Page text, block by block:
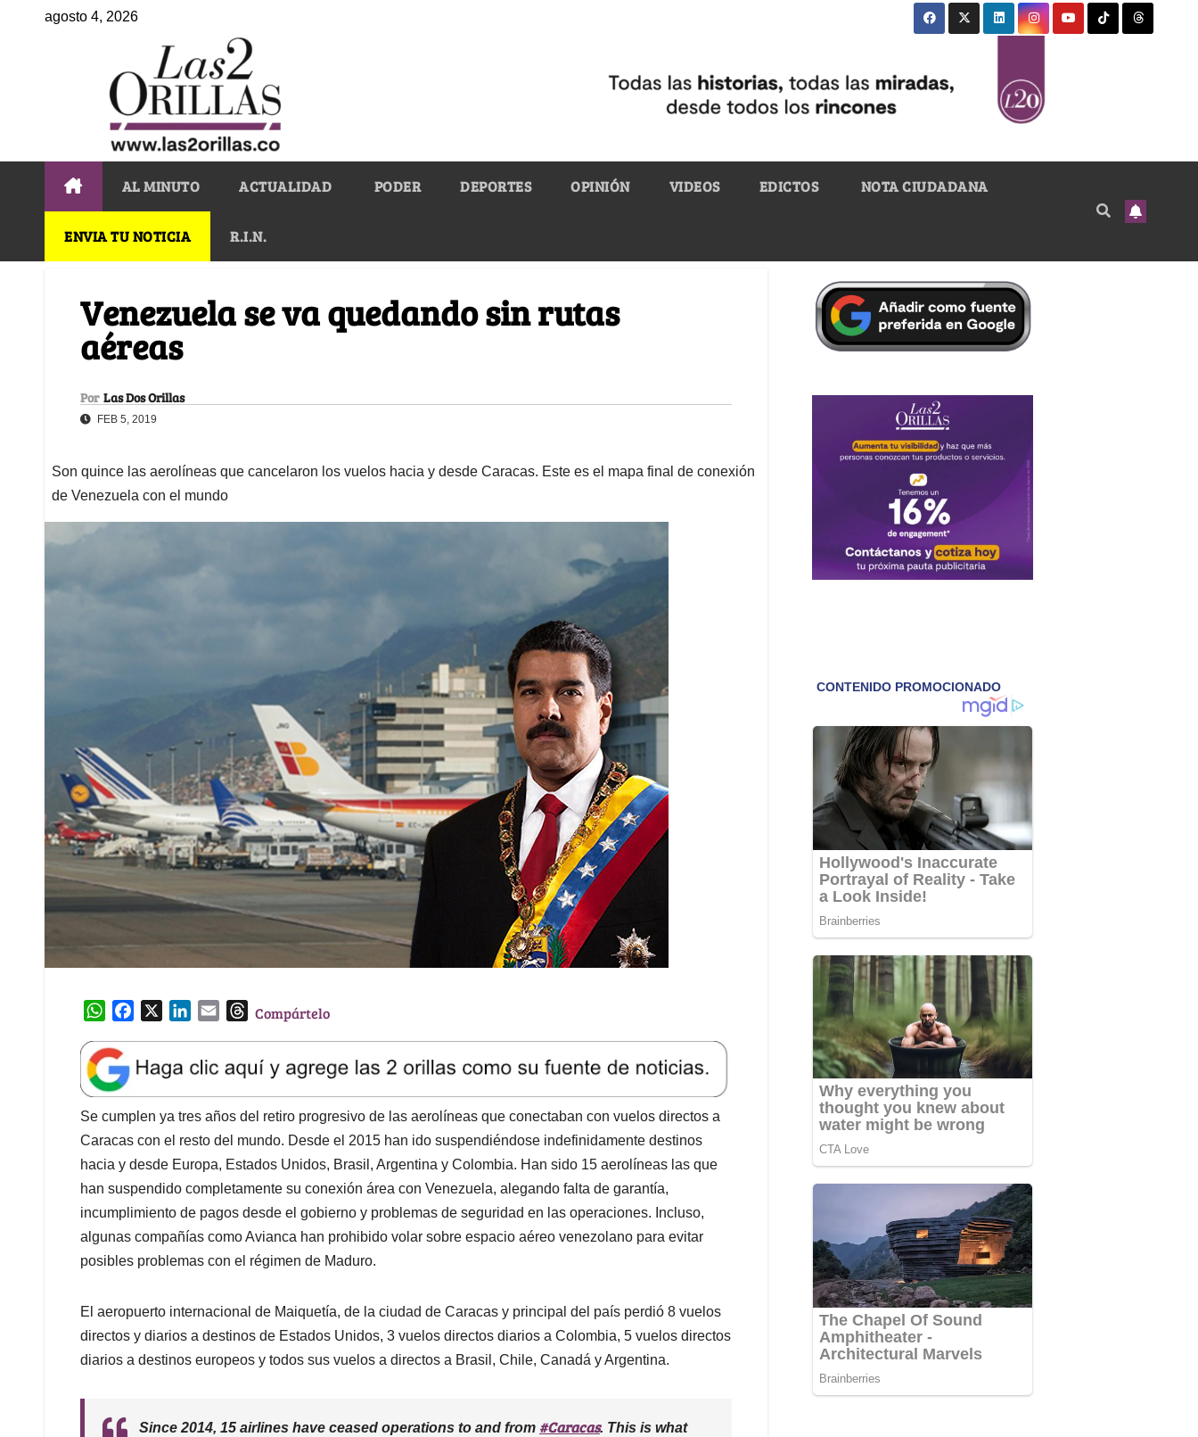
agosto 4, 2026
AL MINUTO ACTUALIDAD PODER DEPORTES OPINIÓN VIDEOS EDICTOS NOTA CIUDADANA
ENVIA TU NOTICIA R.I.N.
Venezuela se va quedando sin rutas
aéreas
Por Las Dos Orillas
FEB 5, 2019
Son quince las aerolíneas que cancelaron los vuelos hacia y desde Caracas. Este es el mapa final de conexión
de Venezuela con el mundo
W
a
t
s
A
p
p
e
b
o
o
k
k
e
d
I
n
l
T
e
a
d
s
Compártelo
Se cumplen ya tres años del retiro progresivo de las aerolíneas que conectaban con vuelos directos a
Caracas con el resto del mundo. Desde el 2015 han ido suspendiéndose indefinidamente destinos
hacia y desde Europa, Estados Unidos, Brasil, Argentina y Colombia. Han sido 15 aerolíneas las que
han suspendido completamente su conexión área con Venezuela, alegando falta de garantía,
incumplimiento de pagos desde el gobierno y problemas de seguridad en las operaciones. Incluso,
algunas compañías como Avianca han prohibido volar sobre espacio aéreo venezolano para evitar
posibles problemas con el régimen de Maduro.
El aeropuerto internacional de Maiquetía, de la ciudad de Caracas y principal del país perdió 8 vuelos
directos y diarios a destinos de Estados Unidos, 3 vuelos directos diarios a Colombia, 5 vuelos directos
diarios a destinos europeos y todos sus vuelos a directos a Brasil, Chile, Canadá y Argentina.
Since 2014, 15 airlines have ceased operations to and from #Caracas. This is what